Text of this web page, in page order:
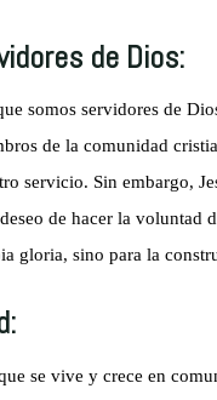
de Dios:
somos servidores de
de la comunidad
servicio. Sin embargo,
de hacer la voluntad
gloria, sino para la
se vive y crece en